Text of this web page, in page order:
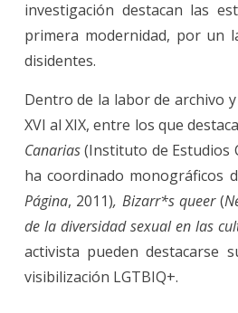
investigación destacan las
primera modernidad, por un
disidentes.
Dentro de la labor de archivo
XVI al XIX, entre los que
Canarias(Instituto de Estudios
ha coordinado monográficos
Página, 2011), Bizarr*s queer(
de la diversidad sexual en las
activista pueden destacarse
visibilización LGTBIQ+.